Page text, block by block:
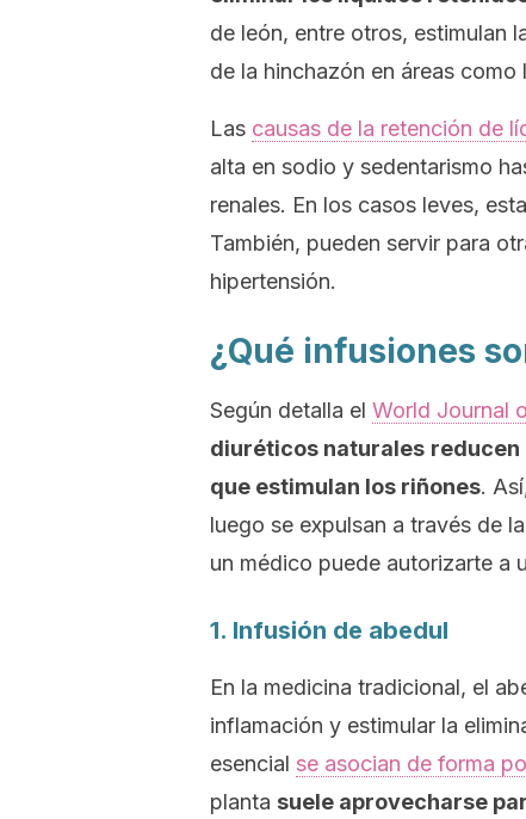
de león, entre otros, estimulan
de la hinchazón en áreas
Las causas de la retención de
alta en sodio y sedentarismo
renales. En los casos leves,
También, pueden servir para
hipertensión.
¿Qué infusiones
Según detalla el World Journal
diuréticos naturales reducen
que estimulan los riñones.
luego se expulsan a través de
un médico puede autorizarte a
1. Infusión de abedul
En la medicina tradicional, el
inflamación y estimular la
esencial se asocian de forma
planta suele aprovecharse